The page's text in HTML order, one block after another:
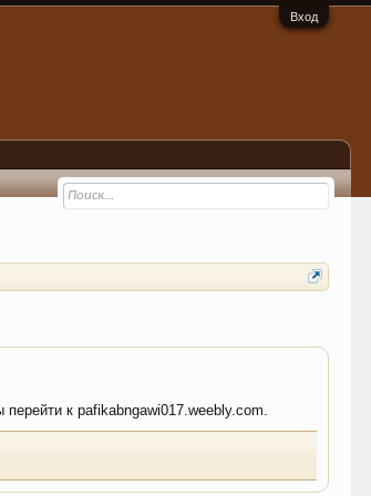
Вход
к pafikabngawi017.weebly.com.